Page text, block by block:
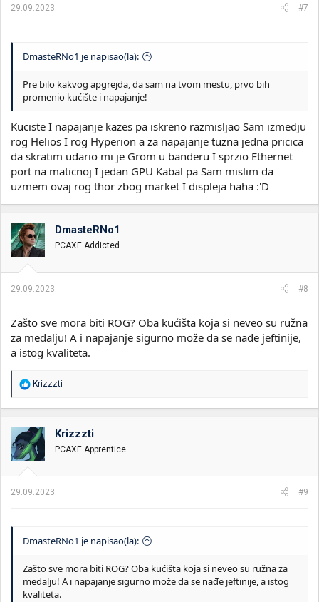
:
29.09.2023. #7
DmasteRNo1 je napisao(la):
Pre bilo kakvog apgrejda, da sam na tvom mestu, prvo bih
promenio kućište i napajanje!
Kuciste I napajanje kazes pa iskreno razmisljao Sam izmedju
rog Helios I rog Hyperion a za napajanje tuzna jedna pricica
da skratim udario mi je Grom u banderu I sprzio Ethernet
port na maticnoj I jedan GPU Kabal pa Sam mislim da
uzmem ovaj rog thor zbog market I displeja haha :'D
DmasteRNo1
PCAXE Addicted
29.09.2023. #8
Zašto sve mora biti ROG? Oba kućišta koja si neveo su ružna
za medalju! A i napajanje sigurno može da se nađe jeftinije,
a istog kvaliteta.
R
o
v
a
n
:
Krizzzti
Krizzzti
PCAXE Apprentice
29.09.2023. #9
DmasteRNo1 je napisao(la):
Zašto sve mora biti ROG? Oba kućišta koja si neveo su ružna za
medalju! A i napajanje sigurno može da se nađe jeftinije, a istog
kvaliteta.